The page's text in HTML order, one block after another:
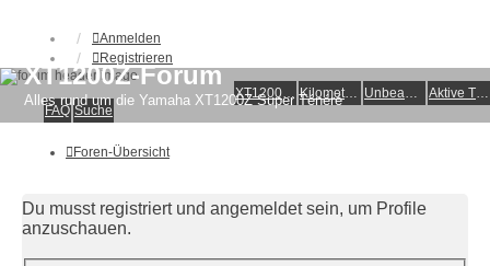
Anmelden
Registrieren
XT1200Z-Wiki Kilometerstatistik Unbeantwortete Themen Aktive Themen
XT1200Z-Forum
Alles rund um die Yamaha XT1200Z Super Ténéré
FAQ Suche
Foren-Übersicht
Du musst registriert und angemeldet sein, um Profile
anzuschauen.